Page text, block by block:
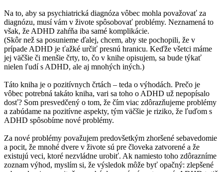
Na to, aby sa psychiatrická diagnóza vôbec mohla považovať za
diagnózu, musí vám v živote spôsobovať problémy. Neznamená to
však, že ADHD zahŕňa iba samé komplikácie.
(Skôr než sa posunieme ďalej, chcem, aby ste pochopili, že v
prípade ADHD je ťažké určiť presnú hranicu. Keďže všetci máme
jej väčšie či menšie črty, to, čo v knihe opisujem, sa bude týkať
nielen ľudí s ADHD, ale aj mnohých iných.)
Táto kniha je o pozitívnych črtách – teda o výhodách. Prečo je
vôbec potrebná takáto kniha, vari sa toho o ADHD už nepopísalo
dosť? Som presvedčený o tom, že čím viac zdôrazňujeme problémy
a zabúdame na pozitívne aspekty, tým väčšie je riziko, že ľuďom s
ADHD spôsobíme nové problémy.
Za nové problémy považujem predovšetkým zhoršené sebavedomie
a pocit, že mnohé dvere v živote sú pre človeka zatvorené a že
existujú veci, ktoré nezvládne urobiť. Ak namiesto toho zdôrazníme
zoznam výhod, myslím si, že výsledok môže byť opačný: zlepšené